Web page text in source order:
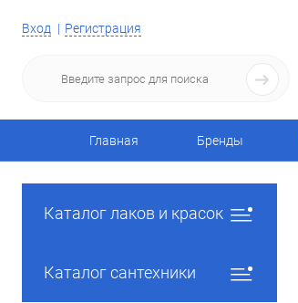
Вход Регистрация
Главная Бренды
Каталог лаков и красок
Каталог сантехники